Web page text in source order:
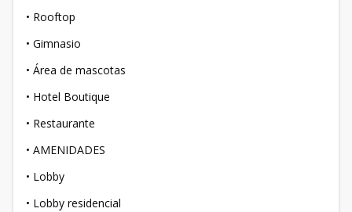
• Rooftop
• Gimnasio
• Área de mascotas
• Hotel Boutique
• Restaurante
• AMENIDADES
• Lobby
• Lobby residencial